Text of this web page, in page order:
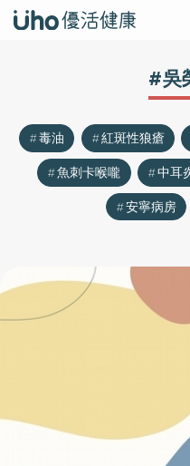
#吳
毒油 紅斑性狼瘡
魚刺卡喉嚨
中耳
安寧病房